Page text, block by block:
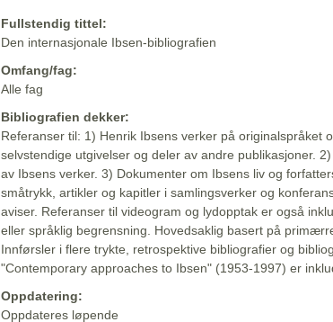
Fullstendig tittel:
Den internasjonale Ibsen-bibliografien
Omfang/fag:
Alle fag
Bibliografien dekker:
Referanser til: 1) Henrik Ibsens verker på originalspråket
selvstendige utgivelser og deler av andre publikasjoner.
av Ibsens verker. 3) Dokumenter om Ibsens liv og
småtrykk, artikler og kapitler i samlingsverker og
aviser. Referanser til videogram og lydopptak er også
eller språklig begrensning. Hovedsaklig basert på
Innførsler i flere trykte, retrospektive bibliografier og
"Contemporary approaches to Ibsen" (1953-1997) er
Oppdatering:
Oppdateres løpende